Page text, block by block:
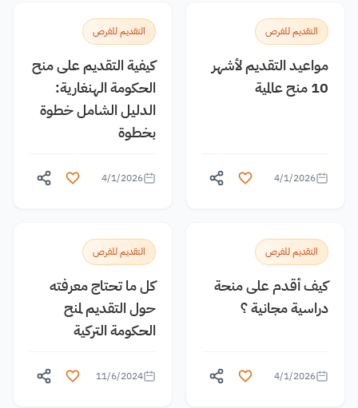
التقديم للفرص
مواعيد التقديم لأشهر
10 منح عالمية
4/1/2026
التقديم للفرص
كيفية التقديم على منح
الحكومة الهنغارية:
الدليل الشامل خطوة
بخطوة
4/1/2026
التقديم للفرص
كيف أقدم على منحة
دراسية مجانية ؟
4/1/2026
التقديم للفرص
كل ما تحتاج معرفته
حول التقديم لمنح
الحكومة التركية
11/6/2024